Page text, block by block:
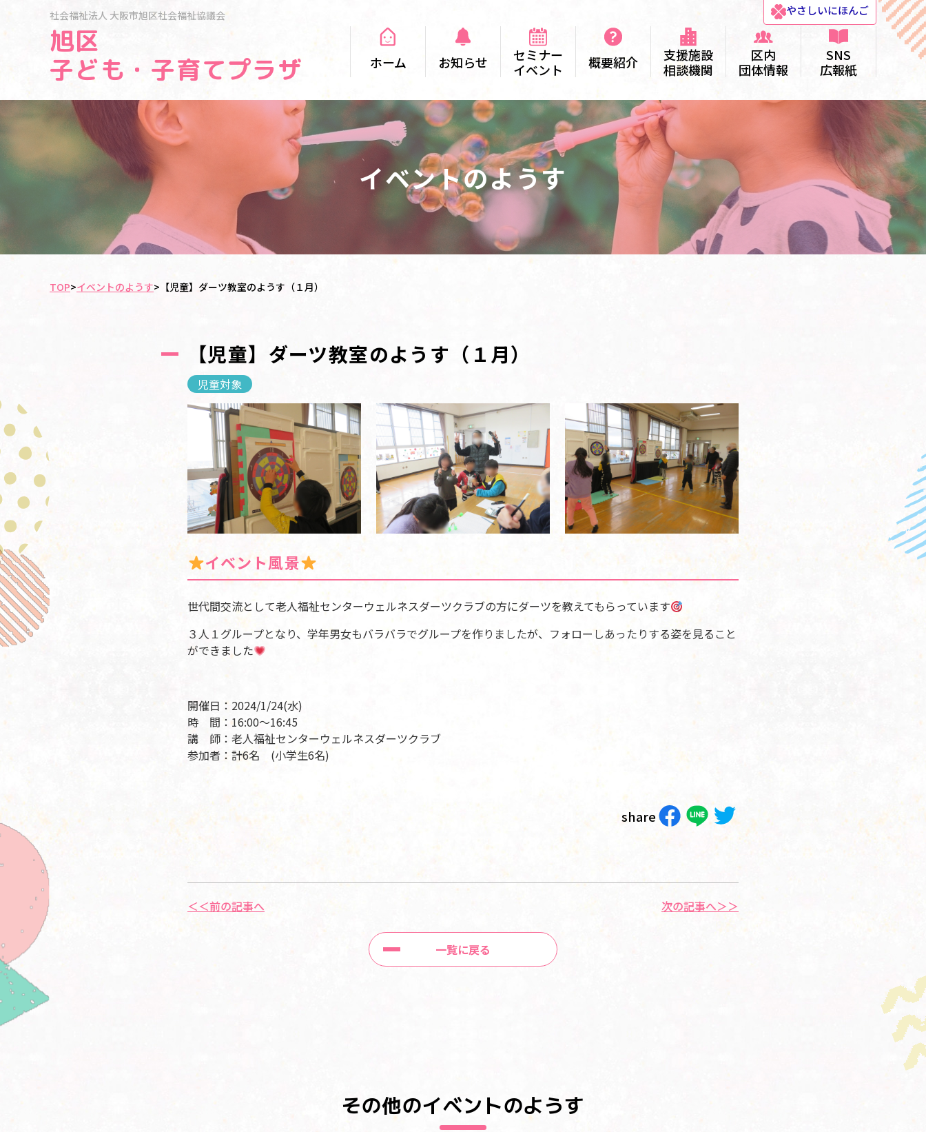
社会福祉法人 大阪市旭区社会福祉協議会
旭区
子ども・子育てプラザ
やさしいにほんご
ホーム お知らせ
セミナー
イベント
概要紹介
支援施設
相談機関
区内
団体情報
SNS
広報紙
イベントのようす
TOP>イベントのようす> 【児童】ダーツ教室のようす（１月）
【児童】ダーツ教室のようす（１月）
児童対象
イベント風景
世代間交流として老人福祉センターウェルネスダーツクラブの方にダーツを教えてもらっています
３人１グループとなり、学年男女もバラバラでグループを作りましたが、フォローしあったりする姿を見ること
ができました
開催日：2024/1/24(水)
時 間：16:00～16:45
講 師：老人福祉センターウェルネスダーツクラブ
参加者：計6名 (小学生6名)
share
＜＜前の記事へ
一覧に戻る
次の記事へ＞＞
その他のイベントのようす